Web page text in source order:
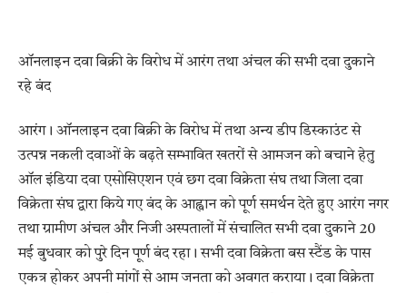
ऑनलाइन दवा बिक्री के विरोध में आरंग तथा अंचल की सभी दवा दुकाने
रहे बंद
आरंग। ऑनलाइन दवा बिक्री के विरोध में तथा अन्य डीप डिस्काउंट से
उत्पन्न नकली दवाओं के बढ़ते सम्भावित खतरों से आमजन को बचाने हेतु
ऑल इंडिया दवा एसोसिएशन एवं छग दवा विक्रेता संघ तथा जिला दवा
विक्रेता संघ द्वारा किये गए बंद के आह्वान को पूर्ण समर्थन देते हुए आरंग नगर
तथा ग्रामीण अंचल और निजी अस्पतालों में संचालित सभी दवा दुकाने 20
मई बुधवार को पुरे दिन पूर्ण बंद रहा। सभी दवा विक्रेता बस स्टैंड के पास
एकत्र होकर अपनी मांगों से आम जनता को अवगत कराया। दवा विक्रेता